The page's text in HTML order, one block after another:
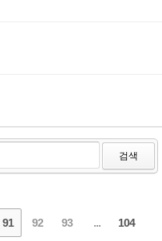
검색
91 92 93 ... 104